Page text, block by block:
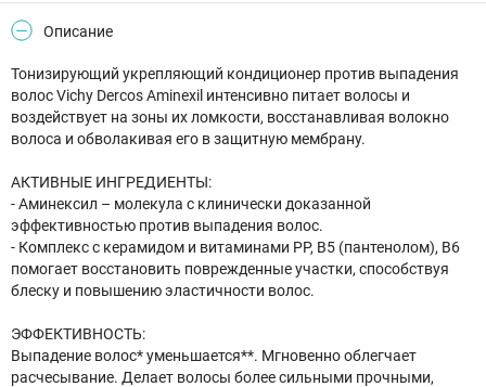
Описание
Тонизирующий укрепляющий кондиционер против выпадения
волос Vichy Dercos Aminexil интенсивно питает волосы и
воздействует на зоны их ломкости, восстанавливая волокно
волоса и обволакивая его в защитную мембрану.
АКТИВНЫЕ ИНГРЕДИЕНТЫ:
- Аминексил – молекула с клинически доказанной
эффективностью против выпадения волос.
- Комплекс с керамидом и витаминами РР, В5 (пантенолом), В6
помогает восстановить поврежденные участки, способствуя
блеску и повышению эластичности волос.
ЭФФЕКТИВНОСТЬ:
Выпадение волос* уменьшается**. Мгновенно облегчает
расчесывание. Делает волосы более сильными прочными,